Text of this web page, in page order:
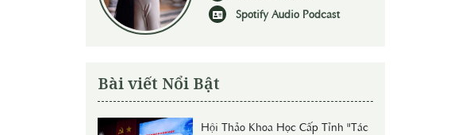
Spotify Audio Podcast
Bài viết Nổi Bật
Hội Thảo Khoa Học Cấp Tỉnh "Tác